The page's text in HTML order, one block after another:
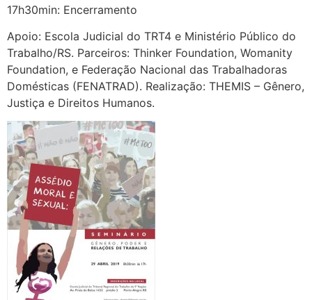
17h30min: Encerramento
Apoio: Escola Judicial do TRT4 e Ministério Público do
Trabalho/RS. Parceiros: Thinker Foundation, Womanity
Foundation, e Federação Nacional das Trabalhadoras
Domésticas (FENATRAD). Realização: THEMIS – Gênero,
Justiça e Direitos Humanos.